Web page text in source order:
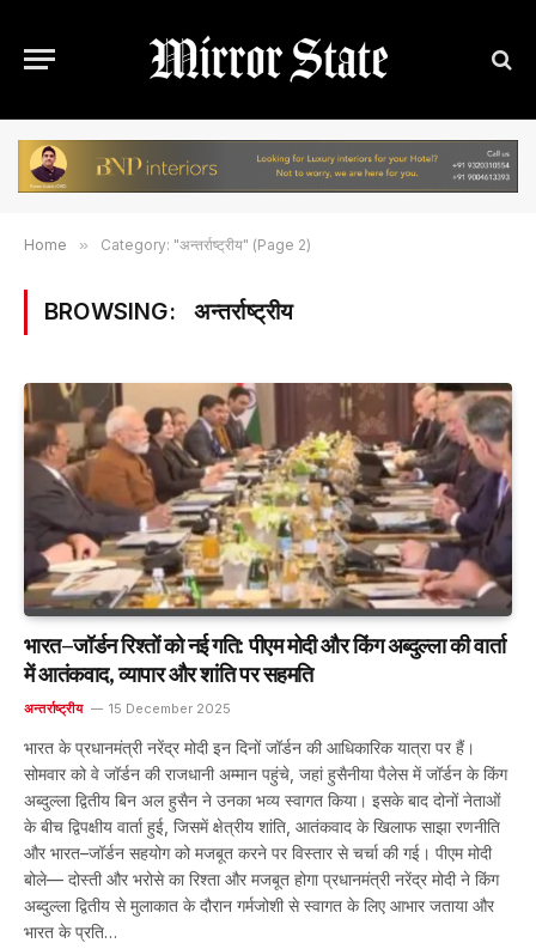
Home » Category: "अन्तर्राष्ट्रीय" (Page 2)
BROWSING: अन्तर्राष्ट्रीय
भारत–जॉर्डन रिश्तों को नई गति: पीएम मोदी और किंग अब्दुल्ला की वार्ता
में आतंकवाद, व्यापार और शांति पर सहमति
अन्तर्राष्ट्रीय 15 December 2025
भारत के प्रधानमंत्री नरेंद्र मोदी इन दिनों जॉर्डन की आधिकारिक यात्रा पर हैं।
सोमवार को वे जॉर्डन की राजधानी अम्मान पहुंचे, जहां हुसैनीया पैलेस में जॉर्डन के किंग
अब्दुल्ला द्वितीय बिन अल हुसैन ने उनका भव्य स्वागत किया। इसके बाद दोनों नेताओं
के बीच द्विपक्षीय वार्ता हुई, जिसमें क्षेत्रीय शांति, आतंकवाद के खिलाफ साझा रणनीति
और भारत–जॉर्डन सहयोग को मजबूत करने पर विस्तार से चर्चा की गई। पीएम मोदी
बोले— दोस्ती और भरोसे का रिश्ता और मजबूत होगा प्रधानमंत्री नरेंद्र मोदी ने किंग
अब्दुल्ला द्वितीय से मुलाकात के दौरान गर्मजोशी से स्वागत के लिए आभार जताया और
भारत के प्रति…